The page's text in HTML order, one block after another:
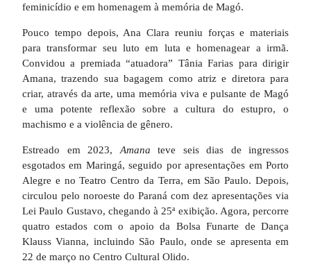
feminicídio e em homenagem à memória de Magó.
Pouco tempo depois, Ana Clara reuniu forças e materiais
para transformar seu luto em luta e homenagear a irmã.
Convidou a premiada “atuadora” Tânia Farias para dirigir
Amana, trazendo sua bagagem como atriz e diretora para
criar, através da arte, uma memória viva e pulsante de Magó
e uma potente reflexão sobre a cultura do estupro, o
machismo e a violência de gênero.
Estreado em 2023, Amana teve seis dias de ingressos
esgotados em Maringá, seguido por apresentações em Porto
Alegre e no Teatro Centro da Terra, em São Paulo. Depois,
circulou pelo noroeste do Paraná com dez apresentações via
Lei Paulo Gustavo, chegando à 25ª exibição. Agora, percorre
quatro estados com o apoio da Bolsa Funarte de Dança
Klauss Vianna, incluindo São Paulo, onde se apresenta em
22 de março no Centro Cultural Olido.